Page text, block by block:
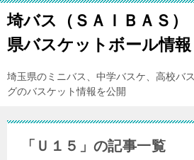
埼バス（ＳＡＩＢＡＳ）
県バスケットボール情報
埼玉県のミニバス、中学バスケ、高校バ
グのバスケット情報を公開
「Ｕ１５」の記事一覧